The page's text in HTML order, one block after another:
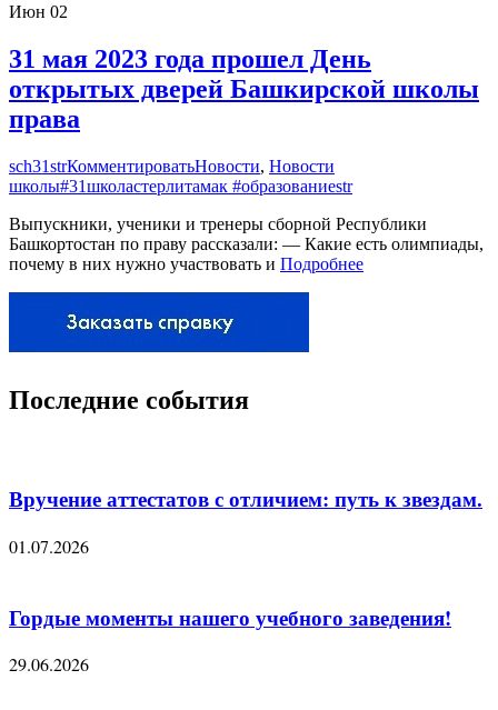
Июн 02
31 мая 2023 года прошел День
открытых дверей Башкирской школы
права
sch31strКомментироватьНовости, Новости
школы#31школастерлитамак #образованиеstr
Выпускники, ученики и тренеры сборной Республики
Башкортостан по праву рассказали: — Какие есть олимпиады,
почему в них нужно участвовать и Подробнее
Последние события
Вручение аттестатов с отличием: путь к звездам.
01.07.2026
Гордые моменты нашего учебного заведения!
29.06.2026